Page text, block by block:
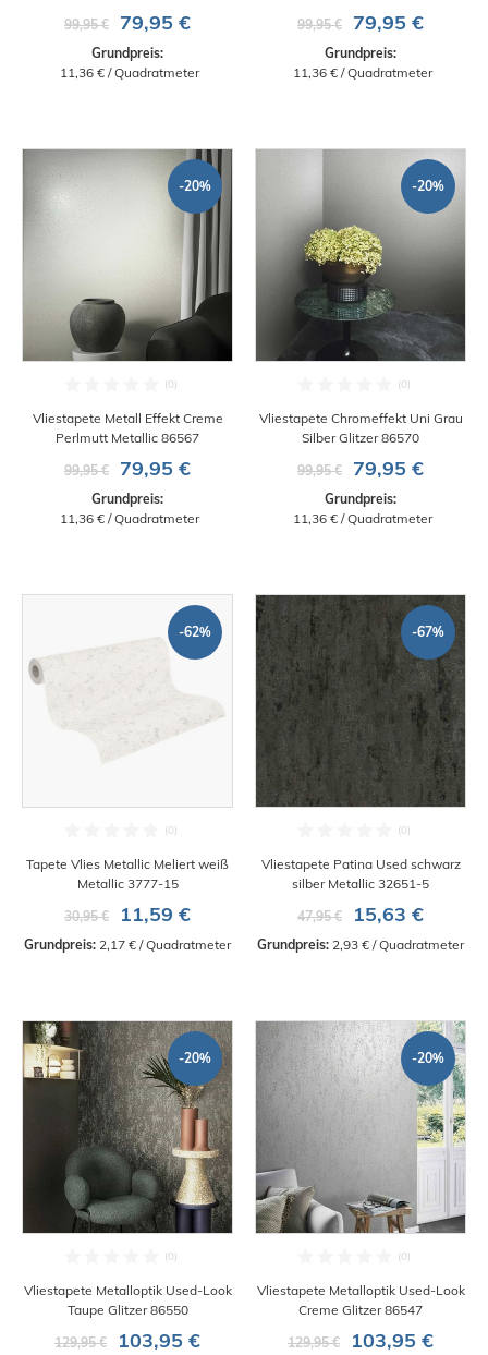
99,95 €
79,95 €
Grundpreis:
11,36 € / Quadratmeter
99,95 €
79,95 €
Grundpreis:
11,36 € / Quadratmeter
-20%
Vliestapete Metall Effekt Creme
Perlmutt Metallic 86567
99,95 €
79,95 €
Grundpreis:
11,36 € / Quadratmeter
-20%
Vliestapete Chromeffekt Uni Grau
Silber Glitzer 86570
99,95 €
79,95 €
Grundpreis:
11,36 € / Quadratmeter
-62%
Tapete Vlies Metallic Meliert weiß
Metallic 3777-15
30,95 €
11,59 €
Grundpreis: 2,17 € / Quadratmeter
-67%
Vliestapete Patina Used schwarz
silber Metallic 32651-5
47,95 €
15,63 €
Grundpreis: 2,93 € / Quadratmeter
-20%
Vliestapete Metalloptik Used-Look
Taupe Glitzer 86550
129,95 €
103,95 €
-20%
Vliestapete Metalloptik Used-Look
Creme Glitzer 86547
129,95 €
103,95 €